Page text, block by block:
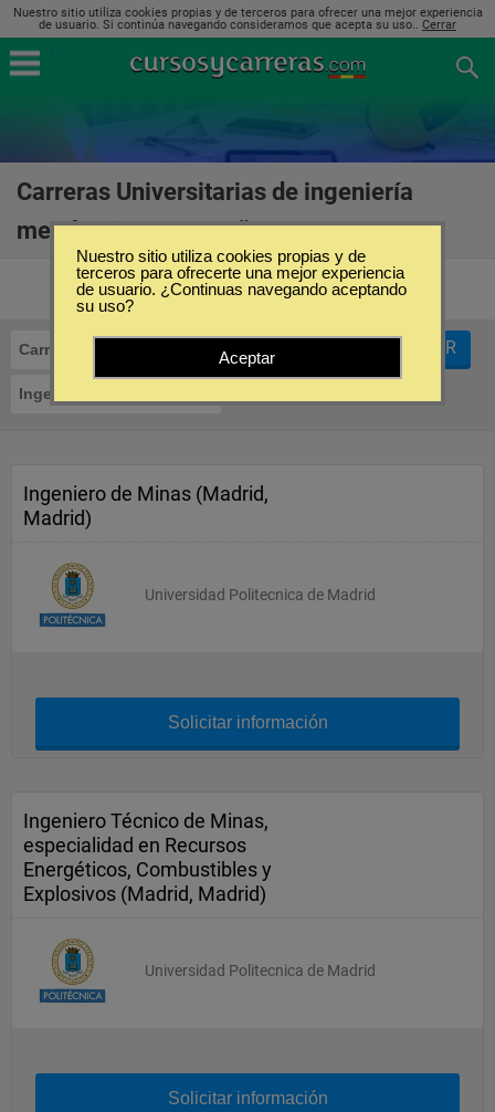
Nuestro sitio utiliza cookies propias y de terceros para ofrecer una mejor experiencia
de usuario. Si continúa navegando consideramos que acepta su uso.. Cerrar
Carreras Universitarias de ingeniería
metalúrgica en España
Carreras Universitarias
Ingeniería Metalúrgica
FILTRAR
Ingeniero de Minas (Madrid,
Madrid)
Universidad Politecnica de Madrid
Solicitar información
Ingeniero Técnico de Minas,
especialidad en Recursos
Energéticos, Combustibles y
Explosivos (Madrid, Madrid)
Universidad Politecnica de Madrid
Solicitar información
Nuestro sitio utiliza cookies propias y de
terceros para ofrecerte una mejor experiencia
de usuario. ¿Continuas navegando aceptando
su uso?
Aceptar